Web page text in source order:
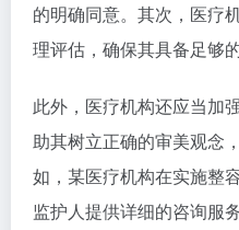
的明确同意。其次，医疗
理评估，确保其具备足够
此外，医疗机构还应当加
助其树立正确的审美观念
如，某医疗机构在实施整
监护人提供详细的咨询服